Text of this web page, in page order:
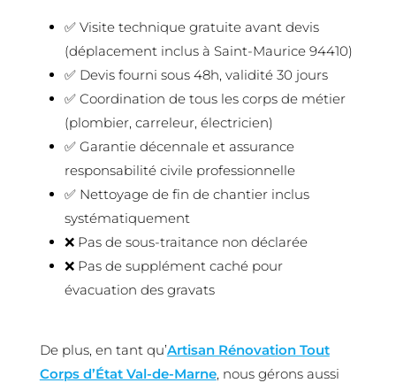
✅ Visite technique gratuite avant devis
(déplacement inclus à Saint-Maurice 94410)
✅ Devis fourni sous 48h, validité 30 jours
✅ Coordination de tous les corps de métier
(plombier, carreleur, électricien)
✅ Garantie décennale et assurance
responsabilité civile professionnelle
✅ Nettoyage de fin de chantier inclus
systématiquement
❌ Pas de sous-traitance non déclarée
❌ Pas de supplément caché pour
évacuation des gravats
De plus, en tant qu’Artisan Rénovation Tout
Corps d’État Val-de-Marne, nous gérons aussi